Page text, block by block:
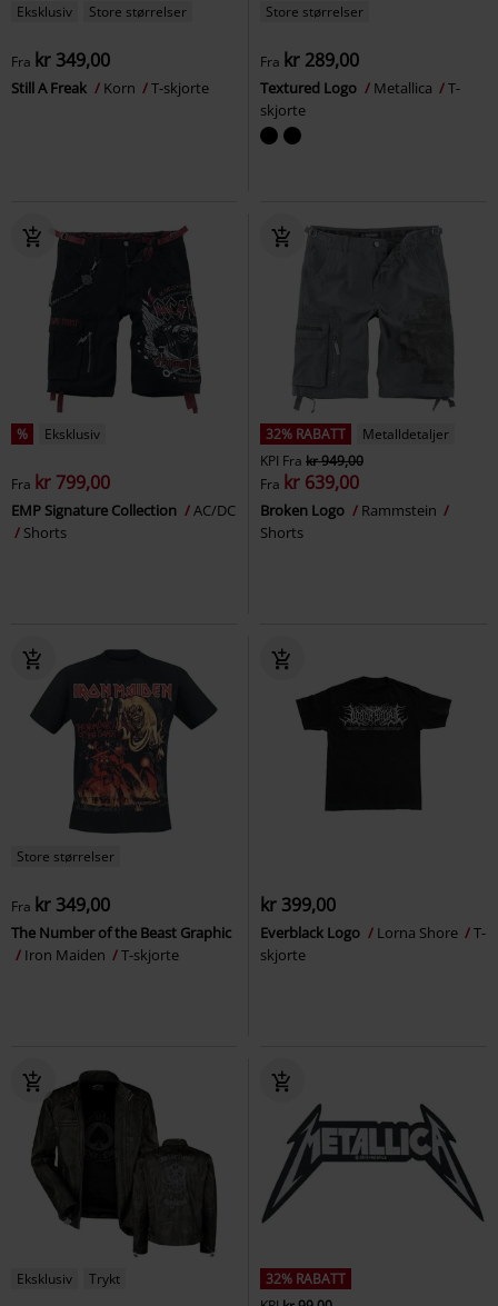
Eksklusiv Store størrelser
Fra kr 349,00
Still A Freak Korn T-skjorte
Store størrelser
Fra kr 289,00
Textured Logo Metallica
T-
skjorte
% Eksklusiv
Fra kr 799,00
EMP Signature Collection
AC/DC
Shorts
32% RABATT
Metalldetaljer
KPI Fra kr 949,00
Fra kr 639,00
Broken Logo
Rammstein
Shorts
Store størrelser
Fra kr 349,00
The Number of the Beast Graphic
Iron Maiden
T-skjorte
kr 399,00
Everblack Logo Lorna Shore
T-
skjorte
Eksklusiv Trykt
32% RABATT